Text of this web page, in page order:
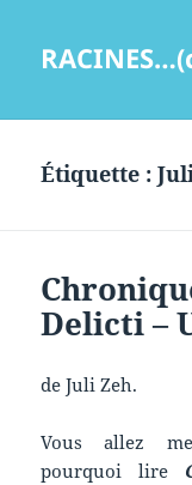
Étiquette :
Delicti –
de Juli Zeh.
Vous allez
pourquoi lire